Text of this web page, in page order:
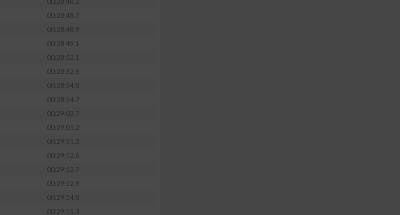
00:28:48.7
00:28:48.9
00:28:49.1
00:28:52.1
00:28:52.6
00:28:54.5
00:28:54.7
00:29:03.7
00:29:05.2
00:29:11.3
00:29:12.6
00:29:12.7
00:29:12.9
00:29:14.5
00:29:15.3